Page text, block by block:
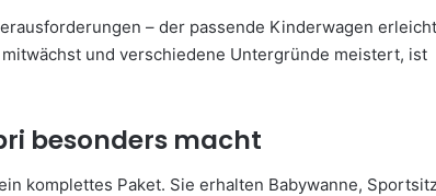
– der passende Kinderwagen
und verschiedene Untergründe meistert, ist
besonders macht
komplettes Paket. Sie erhalten Babywanne,